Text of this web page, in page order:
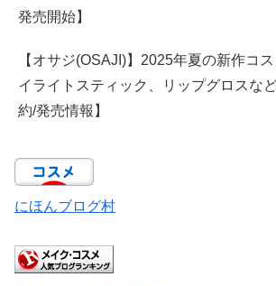
発売開始】
【オサジ(OSAJI)】2025年夏の新作コ
イライトスティック、リップグロスな
約/発売情報】
にほんブログ村